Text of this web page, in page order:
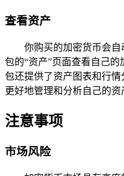
查看资产
你购买的加密货币会
包的“资产”页面查看自己
包还提供了资产图表和行
更好地管理和分析自己的资
注意事项
市场风险